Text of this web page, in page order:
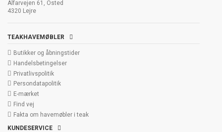
Alfarvejen 61, Osted
4320 Lejre
TEAKHAVEMØBLER
Butikker og åbningstider
Handelsbetingelser
Privatlivspolitik
Persondatapolitik
E-mærket
Find vej
Fakta om havemøbler i teak
KUNDESERVICE